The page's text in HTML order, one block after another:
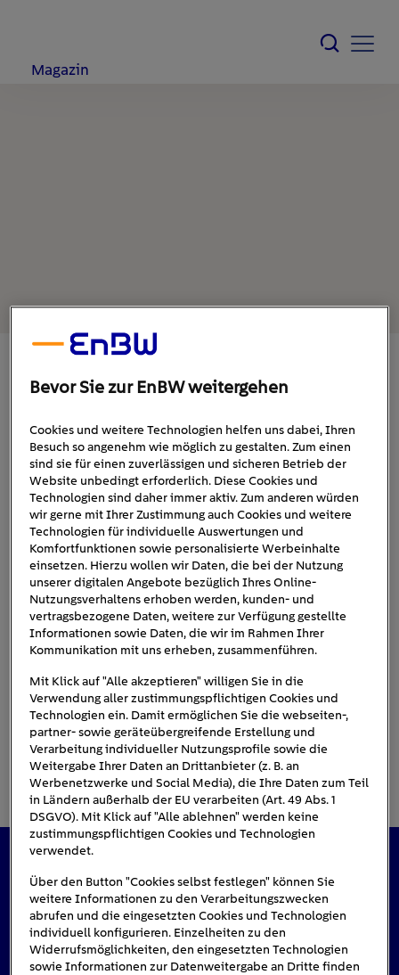
Magazin
4. Oktober 2021 1min
Powerbank_Parkbank
Das könnte Sie auch interessieren
#Solarenergie
Bevor Sie zur EnBW weitergehen
Cookies und weitere Technologien helfen uns dabei, Ihren
Besuch so angenehm wie möglich zu gestalten. Zum einen
sind sie für einen zuverlässigen und sicheren Betrieb der
Website unbedingt erforderlich. Diese Cookies und
Technologien sind daher immer aktiv. Zum anderen würden
wir gerne mit Ihrer Zustimmung auch Cookies und weitere
Technologien für individuelle Auswertungen und
Komfortfunktionen sowie personalisierte Werbeinhalte
einsetzen. Hierzu wollen wir Daten, die bei der Nutzung
unserer digitalen Angebote bezüglich Ihres Online-
Nutzungsverhaltens erhoben werden, kunden- und
vertragsbezogene Daten, weitere zur Verfügung gestellte
Informationen sowie Daten, die wir im Rahmen Ihrer
Kommunikation mit uns erheben, zusammenführen.
Mit Klick auf "Alle akzeptieren" willigen Sie in die
Verwendung aller zustimmungspflichtigen Cookies und
Technologien ein. Damit ermöglichen Sie die webseiten-,
partner- sowie geräteübergreifende Erstellung und
Verarbeitung individueller Nutzungsprofile sowie die
Weitergabe Ihrer Daten an Drittanbieter (z. B. an
Werbenetzwerke und Social Media), die Ihre Daten zum Teil
in Ländern außerhalb der EU verarbeiten (Art. 49 Abs. 1
DSGVO). Mit Klick auf "Alle ablehnen" werden keine
zustimmungspflichtigen Cookies und Technologien
verwendet.
Über den Button "Cookies selbst festlegen" können Sie
weitere Informationen zu den Verarbeitungszwecken
abrufen und die eingesetzten Cookies und Technologien
individuell konfigurieren. Einzelheiten zu den
Widerrufsmöglichkeiten, den eingesetzten Technologien
sowie Informationen zur Datenweitergabe an Dritte finden